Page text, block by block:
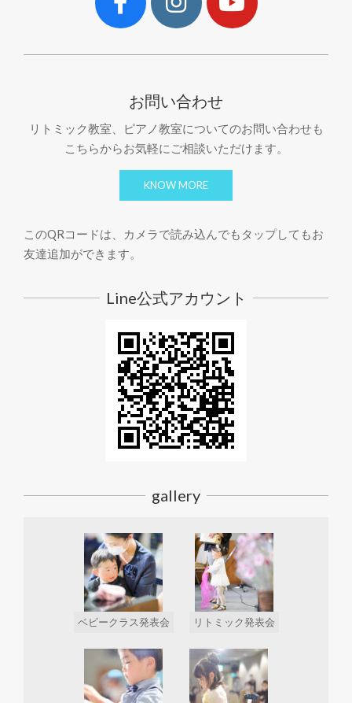
お問い合わせ
リトミック教室、ピアノ教室についてのお問い合わせも
こちらからお気軽にご相談いただけます。
KNOW MORE
このQRコードは、カメラで読み込んでもタップしてもお
友達追加ができます。
Line公式アカウント
gallery
ベビークラス発表会 リトミック発表会